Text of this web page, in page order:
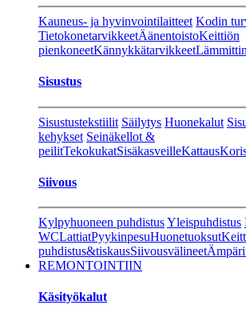
Kauneus- ja hyvinvointilaitteet Kodin
TietokonetarvikkeetÄänentoistoKeittiön
pienkoneetKännykkätarvikkeet
Sisustus
Sisustustekstiilit Säilytys Huonekalut
kehykset Seinäkellot &
peilitTekokukatSisäkasveilleKattaus
Siivous
Kylpyhuoneen puhdistusYleispuhdistus
WCLattiatPyykinpesuHuonetuoksut
puhdistus&tiskausSiivousvälineet
REMONTOINTIIN
Käsityökalut